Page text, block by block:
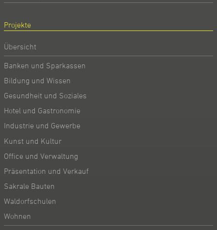
Projekte
Übersicht
Banken und Sparkassen
Bildung und Wissen
Gesundheit und Soziales
Hotel und Gastronomie
Industrie und Gewerbe
Kunst und Kultur
Office und Verwaltung
Präsentation und Verkauf
Sakrale Bauten
Waldorfschulen
Wohnen